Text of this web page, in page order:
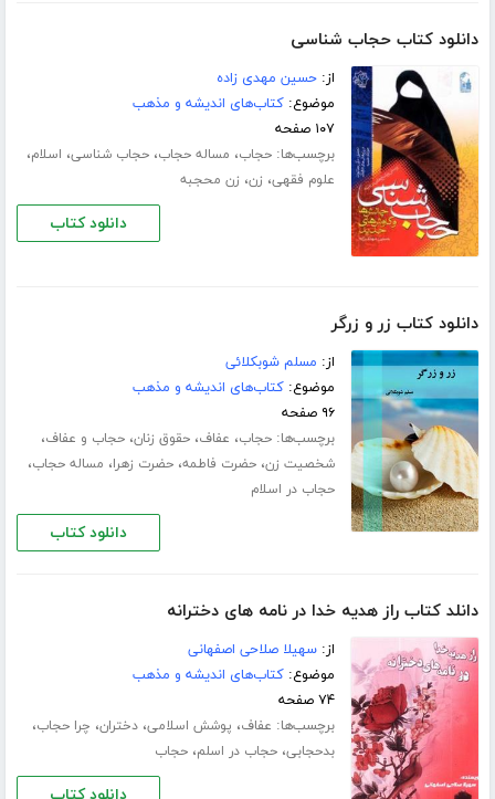
دانلود کتاب حجاب شناسی
از:حسین مهدی زاده
موضوع:کتاب‌های اندیشه و مذهب
۱۰۷ صفحه
برچسب‌ها:حجاب، مساله حجاب،حجاب شناسی، اسلام،
علوم فقهی، زن، زن محجبه
دانلود کتاب
دانلود کتاب زر و زرگر
از: مسلم شوبکلائی
موضوع:کتاب‌های اندیشه و مذهب
۹۶ صفحه
برچسب‌ها:حجاب، عفاف،حقوق زنان،حجاب و عفاف،
شخصیت زن،حضرت فاطمه،حضرت زهرا، مساله حجاب،
حجاب در اسلام
دانلود کتاب
دانلد کتاب راز هدیه خدا در نامه های دخترانه
از:سهیلا صلاحی اصفهانی
موضوع:کتاب‌های اندیشه و مذهب
۷۴ صفحه
برچسب‌ها: عفاف، پوشش اسلامی،دختران، چرا حجاب،
بدحجابی،حجاب در اسلم،حجاب